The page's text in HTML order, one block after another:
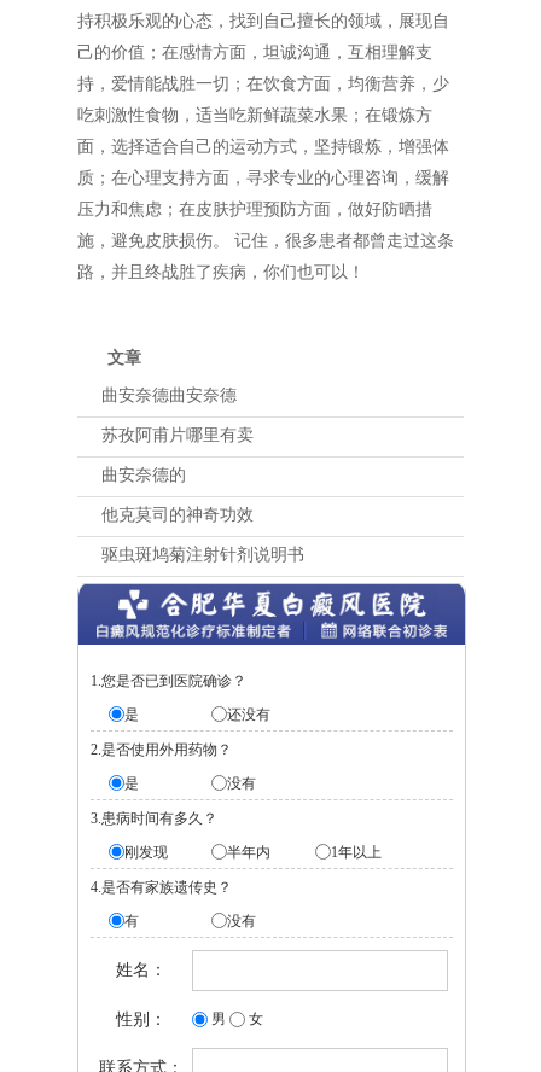
持积极乐观的心态，找到自己擅长的领域，展现自
己的价值；在感情方面，坦诚沟通，互相理解支
持，爱情能战胜一切；在饮食方面，均衡营养，少
吃刺激性食物，适当吃新鲜蔬菜水果；在锻炼方
面，选择适合自己的运动方式，坚持锻炼，增强体
质；在心理支持方面，寻求专业的心理咨询，缓解
压力和焦虑；在皮肤护理预防方面，做好防晒措
施，避免皮肤损伤。 记住，很多患者都曾走过这条
路，并且终战胜了疾病，你们也可以！
文章
曲安奈德曲安奈德
苏孜阿甫片哪里有卖
曲安奈德的
他克莫司的神奇功效
驱虫斑鸠菊注射针剂说明书
1.您是否已到医院确诊？
是
还没有
2.是否使用外用药物？
是
没有
3.患病时间有多久？
刚发现
半年内 1年以上
4.是否有家族遗传史？
有
没有
姓名：
性别： 男 女
联系方式：